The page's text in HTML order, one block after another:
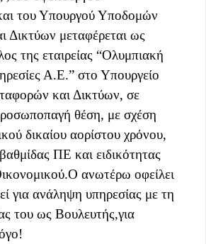
του Υπουργού Υποδομών
Δικτύων μεταφέρεται ως
της εταιρείας “Ολυμπιακή
Α.Ε.” στο Υπουργείο
και Δικτύων, σε
θέση, με σχέση
δικαίου αορίστου χρόνου,
ΠΕ και ειδικότητας
ανωτέρω οφείλει
για ανάληψη υπηρεσίας με τη
του ως Βουλευτής,για